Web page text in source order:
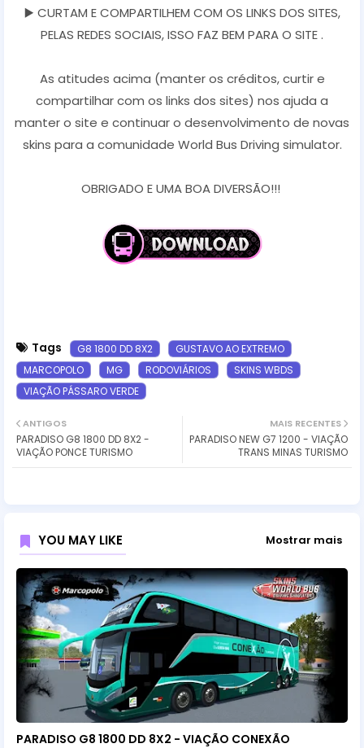
▶️ CURTAM E COMPARTILHEM COM OS LINKS DOS SITES,
PELAS REDES SOCIAIS, ISSO FAZ BEM PARA O SITE .
As atitudes acima (manter os créditos, curtir e
compartilhar com os links dos sites) nos ajuda a
manter o site e continuar o desenvolvimento de novas
skins para a comunidade World Bus Driving simulator.
OBRIGADO E UMA BOA DIVERSÃO!!!
Tags G8 1800 DD 8X2
GUSTAVO AO EXTREMO
MARCOPOLO
MG RODOVIÁRIOS
SKINS WBDS
VIAÇÃO PÁSSARO VERDE
MAIS RECENTES
PARADISO NEW G7 1200 - VIAÇÃO
TRANS MINAS TURISMO
ANTIGOS
PARADISO G8 1800 DD 8X2 -
VIAÇÃO PONCE TURISMO
YOU MAY LIKE Mostrar mais
PARADISO G8 1800 DD 8X2 - VIAÇÃO CONEXÃO